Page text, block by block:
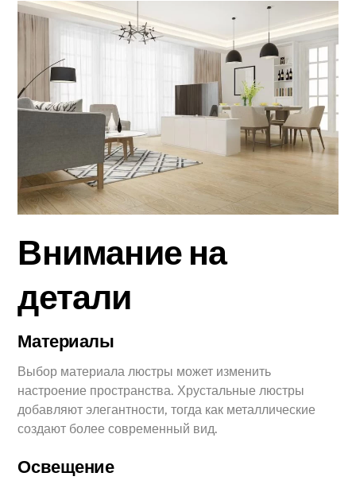
Внимание на
детали
Материалы
Выбор материала люстры может изменить
настроение пространства. Хрустальные люстры
добавляют элегантности, тогда как металлические
создают более современный вид.
Освещение